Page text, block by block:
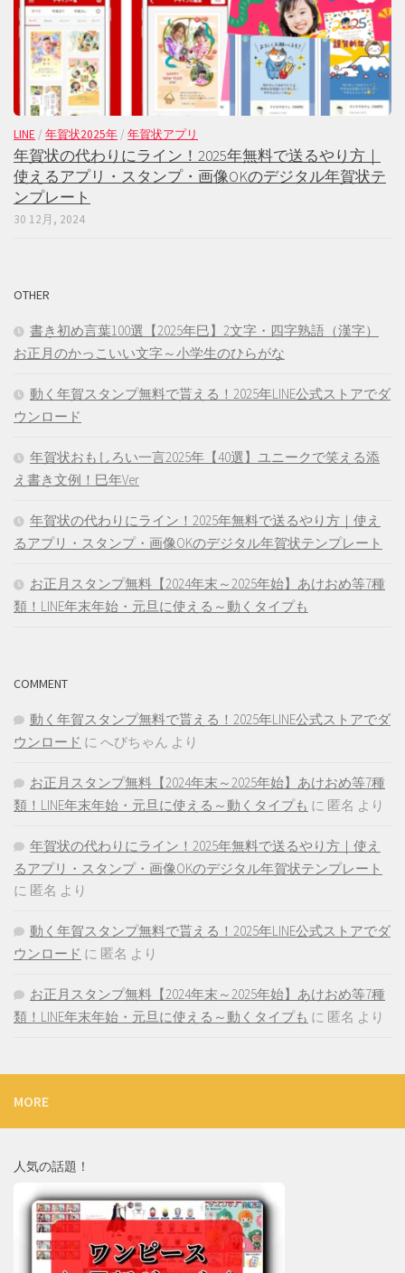
LINE / 年賀状2025年 / 年賀状アプリ
年賀状の代わりにライン！2025年無料で送るやり方｜
使えるアプリ・スタンプ・画像OKのデジタル年賀状テ
ンプレート
30 12月, 2024
OTHER
書き初め言葉100選【2025年巳】2文字・四字熟語（漢字）
お正月のかっこいい文字～小学生のひらがな
動く年賀スタンプ無料で貰える！2025年LINE公式ストアでダ
ウンロード
年賀状おもしろい一言2025年【40選】ユニークで笑える添
え書き文例！巳年Ver
年賀状の代わりにライン！2025年無料で送るやり方｜使え
るアプリ・スタンプ・画像OKのデジタル年賀状テンプレート
お正月スタンプ無料【2024年末～2025年始】あけおめ等7種
類！LINE年末年始・元旦に使える～動くタイプも
COMMENT
動く年賀スタンプ無料で貰える！2025年LINE公式ストアでダ
ウンロード に へびちゃん より
お正月スタンプ無料【2024年末～2025年始】あけおめ等7種
類！LINE年末年始・元旦に使える～動くタイプも に 匿名 より
年賀状の代わりにライン！2025年無料で送るやり方｜使え
るアプリ・スタンプ・画像OKのデジタル年賀状テンプレート
に 匿名 より
動く年賀スタンプ無料で貰える！2025年LINE公式ストアでダ
ウンロード に 匿名 より
お正月スタンプ無料【2024年末～2025年始】あけおめ等7種
類！LINE年末年始・元旦に使える～動くタイプも に 匿名 より
MORE
人気の話題！